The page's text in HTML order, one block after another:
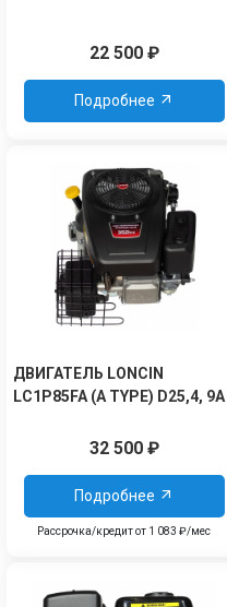
22 500₽
Подробнее
ДВИГАТЕЛЬ LONCIN
LC1P85FA (A TYPE) D25,4, 9А
32 500₽
Подробнее
Рассрочка/кредит от 1 083 ₽/мес